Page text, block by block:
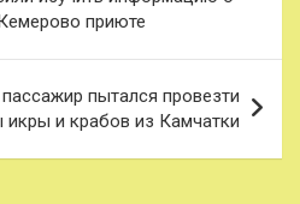
приюте
пытался провезти
икры и крабов из Камчатки